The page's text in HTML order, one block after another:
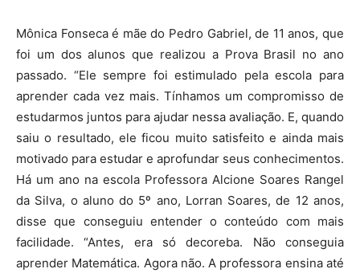
Mônica Fonseca é mãe do Pedro Gabriel, de 11 anos, que
foi um dos alunos que realizou a Prova Brasil no ano
passado. “Ele sempre foi estimulado pela escola para
aprender cada vez mais. Tínhamos um compromisso de
estudarmos juntos para ajudar nessa avaliação. E, quando
saiu o resultado, ele ficou muito satisfeito e ainda mais
motivado para estudar e aprofundar seus conhecimentos.
Há um ano na escola Professora Alcione Soares Rangel
da Silva, o aluno do 5º ano, Lorran Soares, de 12 anos,
disse que conseguiu entender o conteúdo com mais
facilidade. “Antes, era só decoreba. Não conseguia
aprender Matemática. Agora não. A professora ensina até